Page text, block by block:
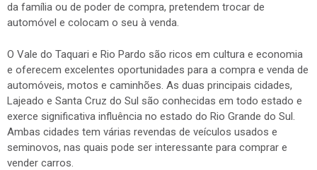
da família ou de poder de compra, pretendem trocar de
automóvel e colocam o seu à venda.
O Vale do Taquari e Rio Pardo são ricos em cultura e economia
e oferecem excelentes oportunidades para a compra e venda de
automóveis, motos e caminhões. As duas principais cidades,
Lajeado e Santa Cruz do Sul são conhecidas em todo estado e
exerce significativa influência no estado do Rio Grande do Sul.
Ambas cidades tem várias revendas de veículos usados e
seminovos, nas quais pode ser interessante para comprar e
vender carros.